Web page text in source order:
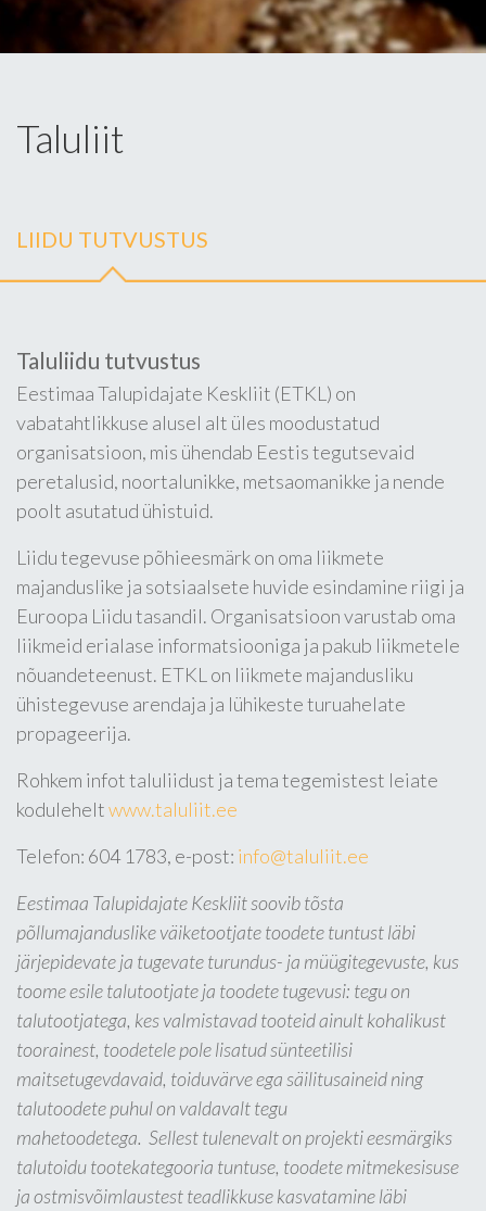
Taluliit
LIIDU TUTVUSTUS
Taluliidu tutvustus
Eestimaa Talupidajate Keskliit (ETKL) on
vabatahtlikkuse alusel alt üles moodustatud
organisatsioon, mis ühendab Eestis tegutsevaid
peretalusid, noortalunikke, metsaomanikke ja nende
poolt asutatud ühistuid.
Liidu tegevuse põhieesmärk on oma liikmete
majanduslike ja sotsiaalsete huvide esindamine riigi ja
Euroopa Liidu tasandil. Organisatsioon varustab oma
liikmeid erialase informatsiooniga ja pakub liikmetele
nõuandeteenust. ETKL on liikmete majandusliku
ühistegevuse arendaja ja lühikeste turuahelate
propageerija.
Rohkem infot taluliidust ja tema tegemistest leiate
koduleheltwww.taluliit.ee
Telefon: 604 1783, e-post: info@taluliit.ee
Eestimaa Talupidajate Keskliit soovib tõsta
põllumajanduslike väiketootjate toodete tuntust läbi
järjepidevate ja tugevate turundus- ja müügitegevuste, kus
toome esile talutootjate ja toodete tugevusi: tegu on
talutootjatega, kes valmistavad tooteid ainult kohalikust
toorainest, toodetele pole lisatud sünteetilisi
maitsetugevdavaid, toiduvärve ega säilitusaineid ning
talutoodete puhul on valdavalt tegu
mahetoodetega. Sellest tulenevalt on projekti eesmärgiks
talutoidu tootekategooria tuntuse, toodete mitmekesisuse
ja ostmisvõimlaustest teadlikkuse kasvatamine läbi